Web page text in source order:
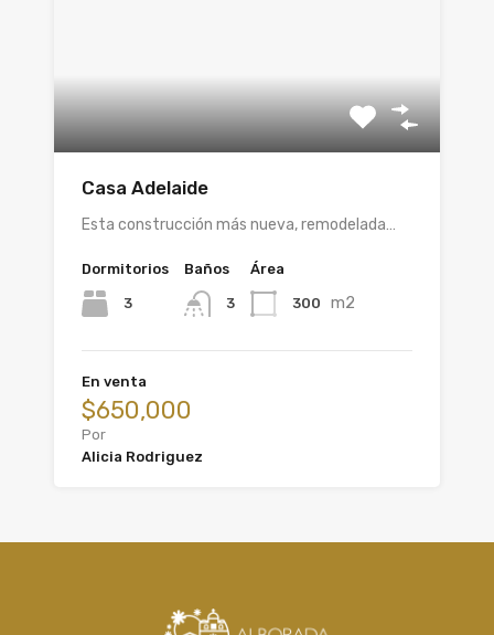
Casa Adelaide
Esta construcción más nueva, remodelada…
Dormitorios
3
Baños
3
Área
300 m2
En venta
$650,000
Por
Alicia Rodriguez